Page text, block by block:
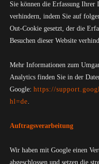
Sie können die Erfassung Ihrer
verhindern, indem Sie auf
Out-Cookie gesetzt, der die
Besuchen dieser Website
Mehr Informationen zum
Analytics finden Sie in der
Google:https://
hl=de
Auftragsverarbeitung
Wir haben mit Google einen
abgeschlossen und setzen die